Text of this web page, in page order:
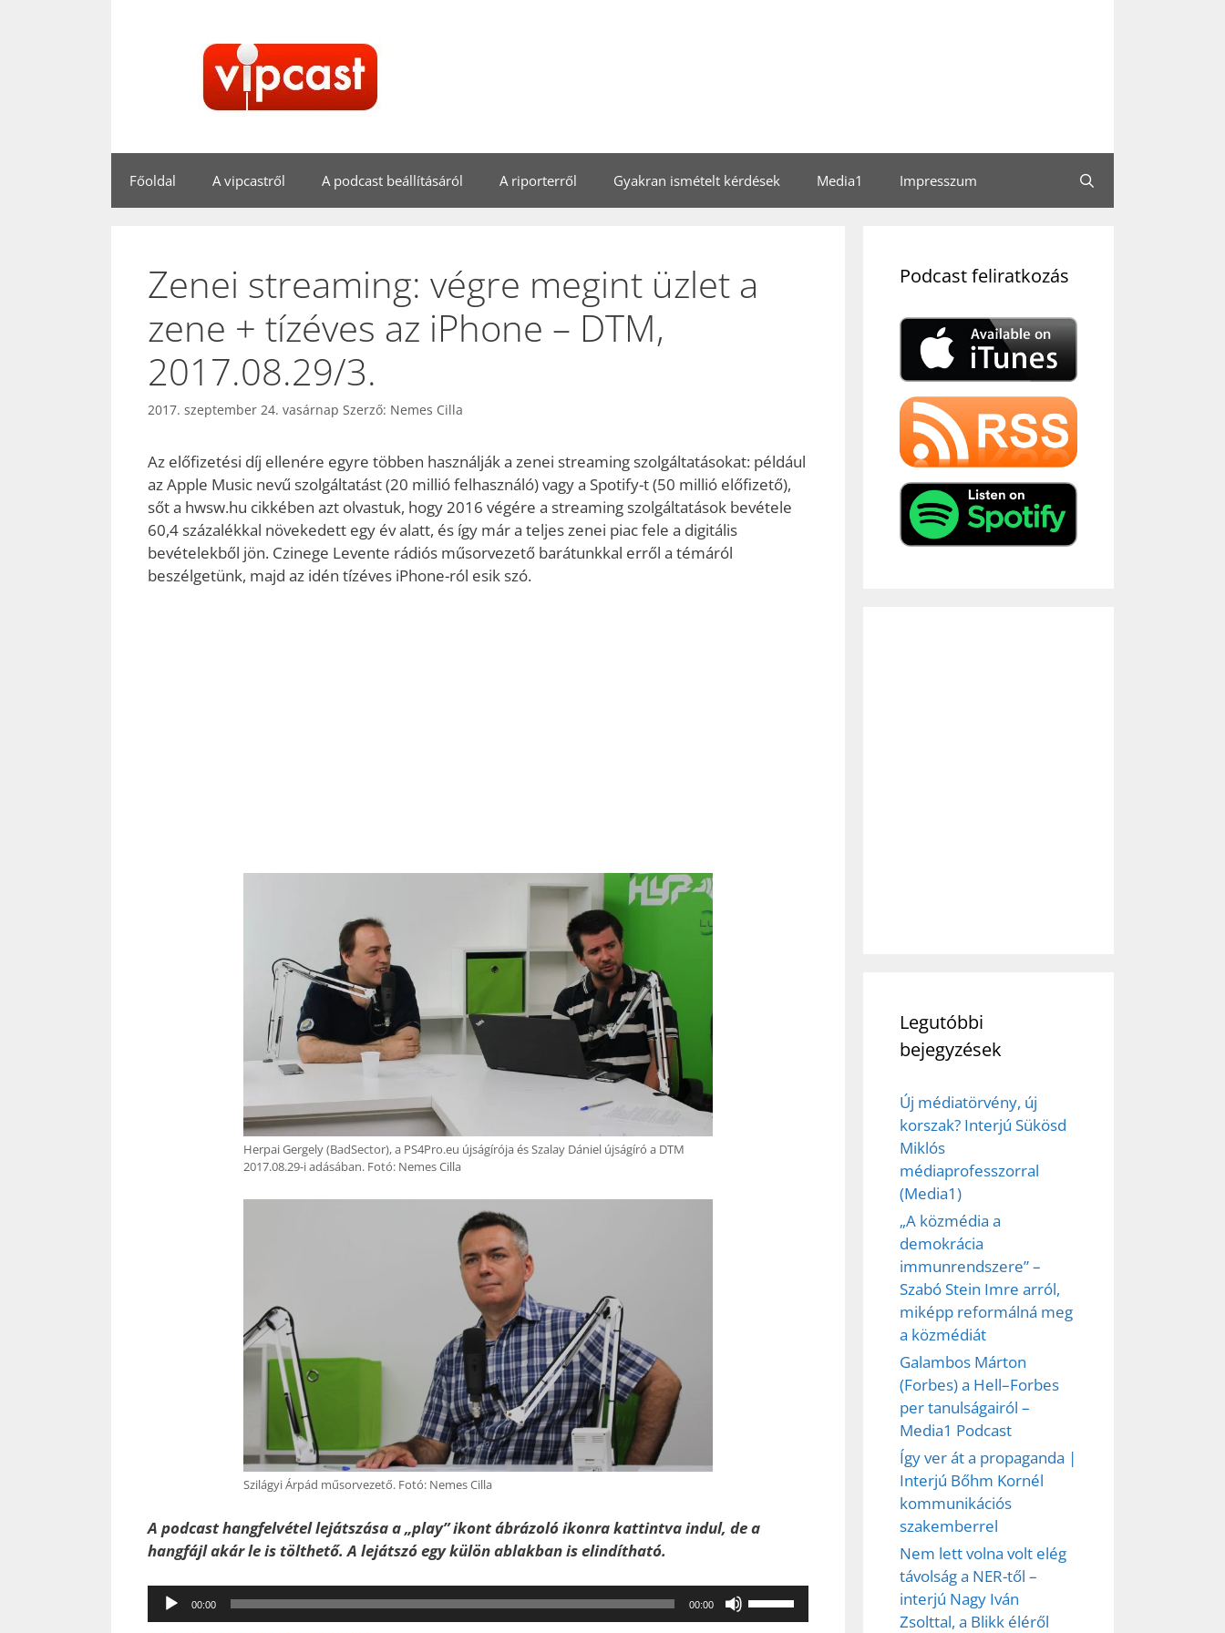
Főoldal A vipcastről A podcast beállításáról A riporterről Gyakran ismételt kérdések Media1 Impresszum
Zenei streaming: végre megint üzlet a
zene + tízéves az iPhone – DTM,
2017.08.29/3.
2017. szeptember 24. vasárnap Szerző: Nemes Cilla
Az előfizetési díj ellenére egyre többen használják a zenei streaming szolgáltatásokat: például
az Apple Music nevű szolgáltatást (20 millió felhasználó) vagy a Spotify-t (50 millió előfizető),
sőt a hwsw.hu cikkében azt olvastuk, hogy 2016 végére a streaming szolgáltatások bevétele
60,4 százalékkal növekedett egy év alatt, és így már a teljes zenei piac fele a digitális
bevételekből jön. Czinege Levente rádiós műsorvezető barátunkkal erről a témáról
beszélgetünk, majd az idén tízéves iPhone-ról esik szó.
Herpai Gergely (BadSector), a PS4Pro.eu újságírója és Szalay Dániel újságíró a DTM
2017.08.29-i adásában. Fotó: Nemes Cilla
Szilágyi Árpád műsorvezető. Fotó: Nemes Cilla
A podcast hangfelvétel lejátszása a „play” ikont ábrázoló ikonra kattintva indul, de a
hangfájl akár le is tölthető. A lejátszó egy külön ablakban is elindítható.
Audió
lejátszó
00:00 00:00
A
hangerő
Podcast feliratkozás
Legutóbbi
bejegyzések
Új médiatörvény, új
korszak? Interjú Sükösd
Miklós
médiaprofesszorral
(Media1)
„A közmédia a
demokrácia
immunrendszere” –
Szabó Stein Imre arról,
miképp reformálná meg
a közmédiát
Galambos Márton
(Forbes) a Hell–Forbes
per tanulságairól –
Media1 Podcast
Így ver át a propaganda |
Interjú Bőhm Kornél
kommunikációs
szakemberrel
Nem lett volna volt elég
távolság a NER-től –
interjú Nagy Iván
Zsolttal, a Blikk éléről